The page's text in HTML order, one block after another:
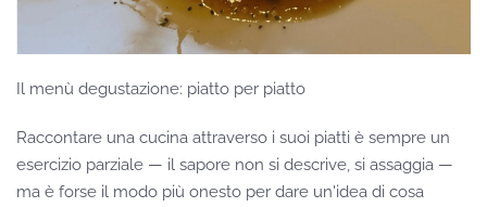
Il menù degustazione: piatto per piatto
Raccontare una cucina attraverso i suoi piatti è sempre un
esercizio parziale — il sapore non si descrive, si assaggia —
ma è forse il modo più onesto per dare un'idea di cosa